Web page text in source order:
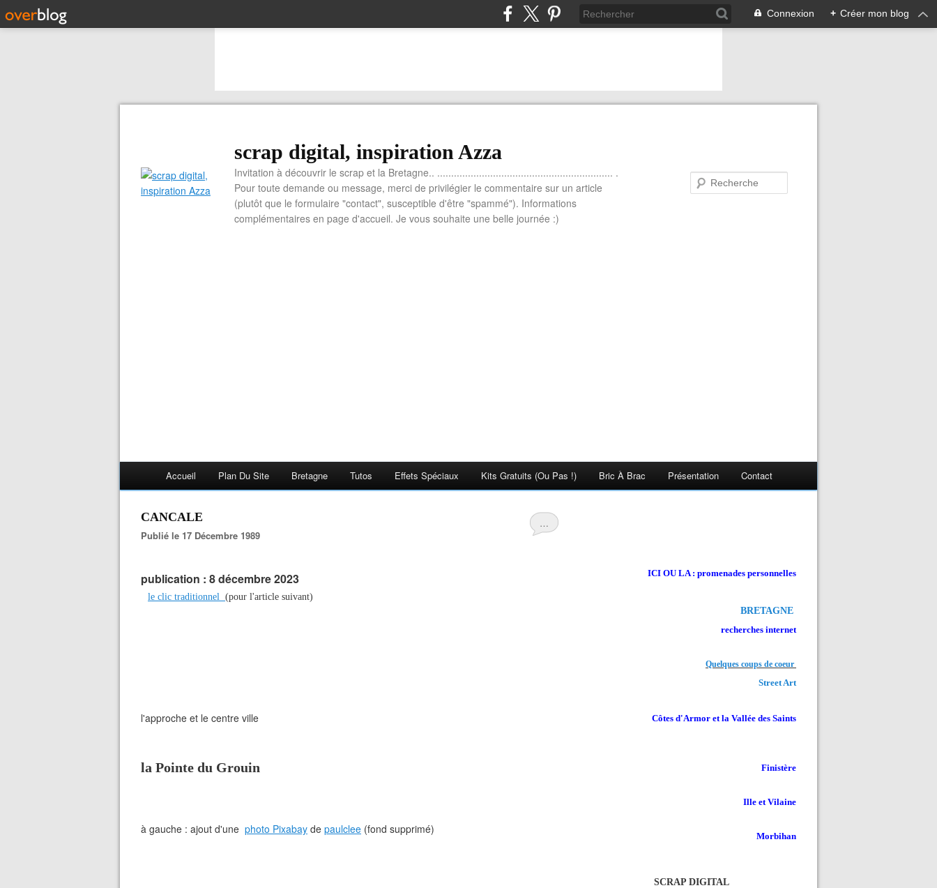
Connexion + Créer mon blog
scrap digital, inspiration Azza
Invitation à découvrir le scrap et la Bretagne.. ............................................................... .
Pour toute demande ou message, merci de privilégier le commentaire sur un article
(plutôt que le formulaire "contact", susceptible d'être "spammé"). Informations
complémentaires en page d'accueil. Je vous souhaite une belle journée :)
Accueil Plan Du Site Bretagne Tutos Effets Spéciaux Kits Gratuits (ou Pas !) Bric À Brac Présentation Contact
…
CANCALE
Publié le 17 Décembre 1989
publication : 8 décembre 2023
le clic traditionnel (pour l'article suivant)
l'approche et le centre ville
la Pointe du Grouin
à gauche : ajout d'une photo Pixabay de paulclee (fond supprimé)
ICI OU LA : promenades personnelles
BRETAGNE
recherches internet
Quelques coups de coeur
Street Art
Côtes d'Armor et la Vallée des Saints
Finistère
Ille et Vilaine
Morbihan
SCRAP DIGITAL